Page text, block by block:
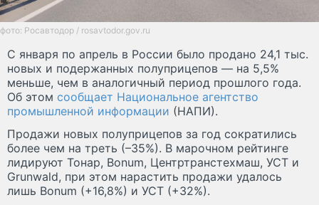
фото: Росавтодор / rosavtodor.gov.ru
С января по апрель в России было продано 24,1 тыс.
новых и подержанных полуприцепов — на 5,5%
меньше, чем в аналогичный период прошлого года.
Об этом сообщает Национальное агентство
промышленной информации (НАПИ).
Продажи новых полуприцепов за год сократились
более чем на треть (–35%). В марочном рейтинге
лидируют Тонар, Bonum, Центртранстехмаш, УСТ и
Grunwald, при этом нарастить продажи удалось
лишь Bonum (+16,8%) и УСТ (+32%).